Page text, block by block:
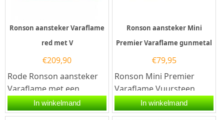
Ronson aansteker Varaflame
red met V
€209,90
Rode Ronson aansteker
Varaflame met een
goudkleurig V-teken aan
de voorzijde en een
In winkelmand
Ronson aansteker Mini
Premier Varaflame gunmetal
€79,95
Ronson Mini Premier
Varaflame Vuursteen
Aansteker Gunmetal –
Aansteker GraverenDe
In winkelmand